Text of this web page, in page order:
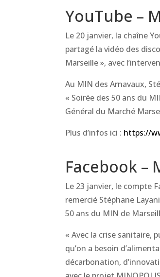
YouTube –
Le 20 janvier, la chaîne
partagé la vidéo des
Marseille », avec
Au MIN des Arnavaux,
« Soirée des 50 ans du
Général du Marché
Plus d’infos ici : https://
Facebook –
Le 23 janvier, le compte
remercié Stéphane
50 ans du MIN de
« Avec la crise sanitaire,
qu’on a besoin
décarbonation,